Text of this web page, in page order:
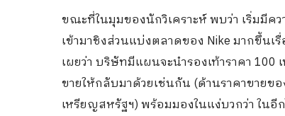
ขณะที่ในมุมของนักวิเคราะห์ พบว่า เริ่มมีค
เข้ามาชิงส่วนแบ่งตลาดของ Nike มากขึ้นเ
เผยว่า บริษัทมีแผนจะนำรองเท้าราคา
ขายให้กลับมาด้วยเช่นกัน (ด้านราคาขายข
เหรียญสหรัฐฯ) พร้อมมองในแง่บวกว่า ใน